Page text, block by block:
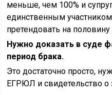
меньше, чем 100% и
единственным
претендовать на половину
Нужно доказать в суде
период брака.
Это достаточно просто,
ЕГРЮЛ и свидетельство о